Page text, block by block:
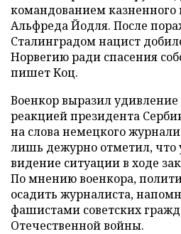
командованием казненного
Альфреда Йодля. После
Сталинградом нацист
Норвегию ради спасения
пишет Коц.
Военкор выразил
реакцией президента
на слова немецкого
лишь дежурно отметил, что
видение ситуации в ходе
По мнению военкора,
осадить журналиста,
фашистами советских
Отечественной войны.